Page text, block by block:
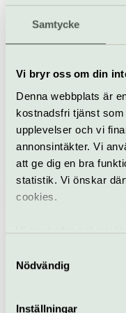
Samtycke
Vi bryr oss om din
Denna webbplats är
kostnadsfri tjänst
upplevelser och vi
annonsintäkter. Vi
att ge dig en bra
statistik. Vi önskar
cookies.
Vi använder
samt tillhandahålla
vidarebefordrar även
information från din
Nödvändig
Inställningar
till?
– Jakten på
process för oss,
flesta fotoeventen,
klart också sociala
upptäcka nya
unga fotografer
de här
Det vi framför allt
en stor potential
generationer kan